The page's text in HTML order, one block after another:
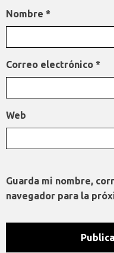
Nombre *
Correo electrónico *
Web
Guarda mi nombre,
navegador para la